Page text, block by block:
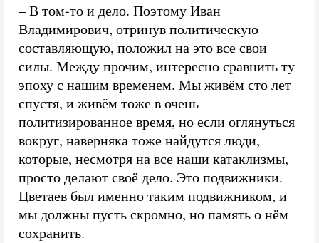
– В том-то и дело. Поэтому Иван
Владимирович, отринув политическую
составляющую, положил на это все свои
силы. Между прочим, интересно сравнить ту
эпоху с нашим временем. Мы живём сто лет
спустя, и живём тоже в очень
политизированное время, но если оглянуться
вокруг, наверняка тоже найдутся люди,
которые, несмотря на все наши катаклизмы,
просто делают своё дело. Это подвижники.
Цветаев был именно таким подвижником, и
мы должны пусть скромно, но память о нём
сохранить.